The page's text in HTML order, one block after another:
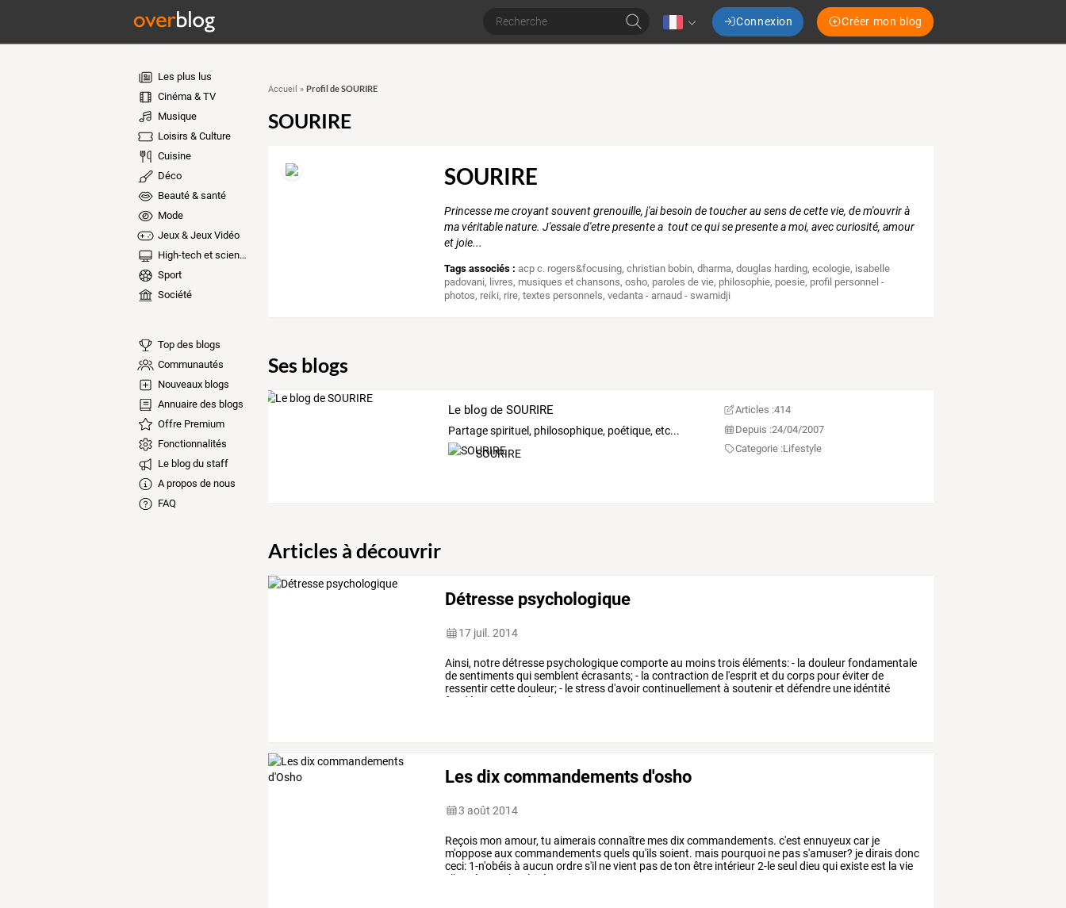
Connexion Créer mon blog
Les plus lus
Cinéma & TV
Musique
Loisirs & Culture
Cuisine
Déco
Beauté & santé
Mode
Jeux & Jeux Vidéo
High-tech et sciences
Sport
Société
Top des blogs
Communautés
Nouveaux blogs
Annuaire des blogs
Offre Premium
Fonctionnalités
Le blog du staff
A propos de nous
FAQ
Accueil » Profil de SOURIRE
SOURIRE
SOURIRE
Princesse me croyant souvent grenouille, j'ai besoin de toucher au sens de cette vie, de m'ouvrir à
ma véritable nature. J'essaie d'etre presente a tout ce qui se presente a moi, avec curiosité, amour
et joie...
Tags associés : acp c. rogers&focusing,christian bobin,dharma,douglas harding,ecologie, isabelle
padovani, livres, musiques et chansons,osho, paroles de vie, philosophie, poesie, profil personnel -
photos, reiki, rire,textes personnels,vedanta - arnaud - swamidji
Ses blogs
Le blog de SOURIRE
Partage spirituel, philosophique, poétique, etc...
SOURIRE
Articles :414
Depuis :24/04/2007
Categorie :Lifestyle
Articles à découvrir
Détresse psychologique
17 juil. 2014
Ainsi, notredétresse psychologiquecomporteau moinstroiséléments:- la douleurfondamentale
desentimentsquisemblent écrasants;- la contraction de l'esprit et du corps pouréviterde
ressentircettedouleur;- lestressd'avoircontinuellement à souteniret défendre une idéntité
fondée
fuite
Les dix commandements d'osho
3 août 2014
Reçois mon amour, tu aimeraisconnaître mesdixcommandements. c'est ennuyeuxcar je
m'opposeauxcommandementsquelsqu'ilssoient. mais pourquoi ne pass'amuser? jediraisdonc
ceci: 1-n'obéisà aucun ordres'il nevient pasdeton être intérieur2-leseul dieu quiexisteest la vie
elle-même
la vérité